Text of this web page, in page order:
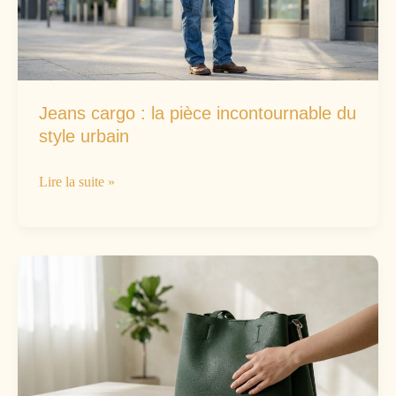
méthode
experte
Jeans cargo : la pièce incontournable du
style urbain
Jeans
incontournable
urbain
Lire la suite »